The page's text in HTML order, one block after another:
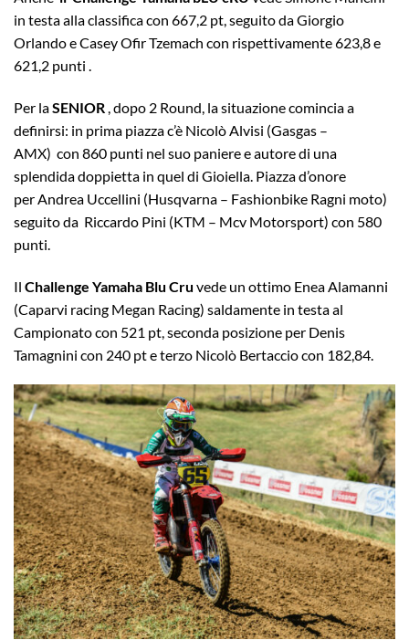
in testa alla classifica con 667,2 pt, seguito da Giorgio
Orlando e Casey Ofir Tzemach con rispettivamente 623,8 e
621,2 punti .
Per laSENIOR , dopo 2 Round, la situazione comincia a
definirsi: in prima piazza c’è Nicolò Alvisi (Gasgas –
AMX) con 860 punti nel suo paniere e autore di una
splendida doppietta in quel di Gioiella. Piazza d’onore
per Andrea Uccellini (Husqvarna – Fashionbike Ragni moto)
seguito da Riccardo Pini (KTM – Mcv Motorsport) con 580
punti.
Il Challenge Yamaha Blu Cru vede un ottimo Enea Alamanni
(Caparvi racing Megan Racing) saldamente in testa al
Campionato con 521 pt, seconda posizione per Denis
Tamagnini con 240 pt e terzo Nicolò Bertaccio con 182,84.